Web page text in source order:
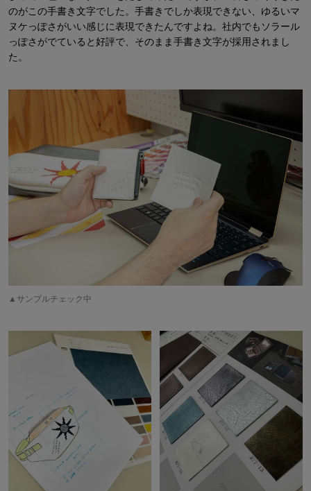
のがこの手書き文字でした。手書きでしか表現できない、ゆるいマ
ヌケっぽさがいい感じに表現できたんですよね。社内でもソラール
っぽさがでていると好評で、そのまま手書き文字が採用されまし
た。
▲サンプルチェック中